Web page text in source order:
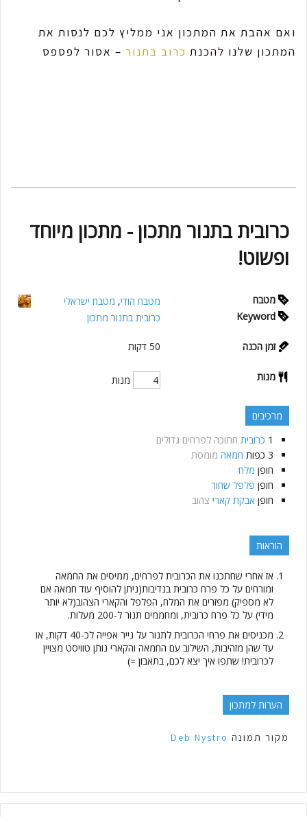
ואם אהבת את המתכון אני ממליץ לכם לנסות את
המתכון שלנו להכנת כרוב בתנור – אסור לפספס
כרובית בתנור מתכון - מתכון מיוחד
ופשוט!
מטבח מטבח הודי, מטבח ישראלי
Keyword
כרובית בתנור מתכון
זמן הכנה 50 דקות
מנות מנות
מרכיבים
1 כרובית חתוכה לפרחים גדולים
3 כפות חמאה מומסת
חופן מלח
חופן פלפל שחור
חופן אבקת קארי צהוב
הוראות
אז אחרי שחתכנו את הכרובית לפרחים, ממיסים את החמאה
ומורחים על כל פרח כרובית בנדיבות(ניתן להוסיף עוד חמאה אם
לא מספיק) מפזרים את המלח, הפלפל והקארי הצהוב(לא יותר
מידי) על כל פרח כרובית, ומחממים תנור ל-200 מעלות.
מכניסים את פרחי הכרובית לתנור על נייר אפייה לכ-40 דקות, או
עד שהן מזהיבות, השילוב עם החמאה והקארי נותן טוויסט מצויין
לכרובית! שתפו איך יצא לכם, בתאבון =)
הערות למתכון
מקור תמונה Deb Nystro